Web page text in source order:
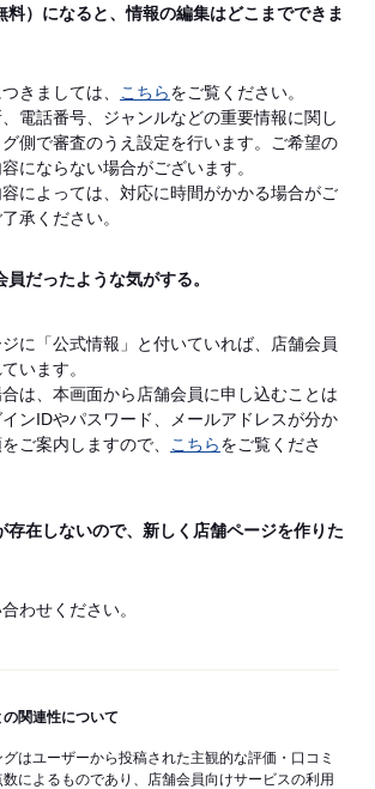
料）になると、情報の編集はどこまでできま
きましては、 こちらをご覧ください。
電話番号、ジャンルなどの重要情報に関し
側で審査のうえ設定を行います。ご希望の
にならない場合がございます。
によっては、対応に時間がかかる場合がご
承ください。
員だったような気がする。
に「公式情報」と付いていれば、店舗会員
います。
は、本画面から店舗会員に申し込むことは
ンIDやパスワード、メールアドレスが分か
ご案内しますので、
こちらをご覧くださ
存在しないので、新しく店舗ページを作りた
わせください。
関連性について
はユーザーから投稿された主観的な評価・口コミ
によるものであり、店舗会員向けサービスの利用